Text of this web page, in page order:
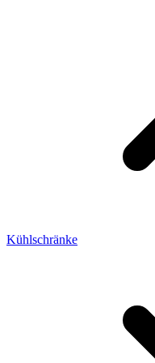
Kühlschränke